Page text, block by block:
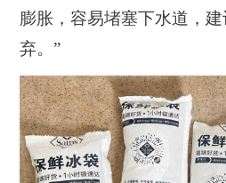
膨胀，容易堵塞下水道，
弃。”